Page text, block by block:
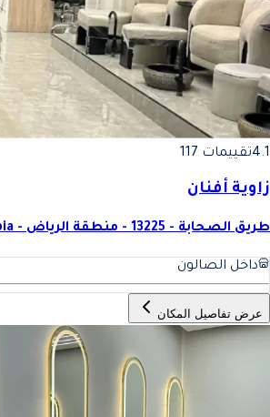
4.1تقييمات 117
زاوية أفنان
طريق الصحابة - 13225 - منطقة الرياض - Saudi Arabia
داخل الصالون
عرض تفاصيل المكان